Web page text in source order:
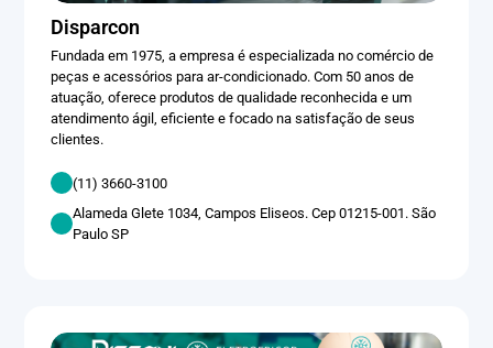
Disparcon
Fundada em 1975, a empresa é especializada no comércio de
peças e acessórios para ar-condicionado. Com 50 anos de
atuação, oferece produtos de qualidade reconhecida e um
atendimento ágil, eficiente e focado na satisfação de seus
clientes.
(11) 3660-3100
Alameda Glete 1034, Campos Eliseos. Cep 01215-001. São
Paulo SP